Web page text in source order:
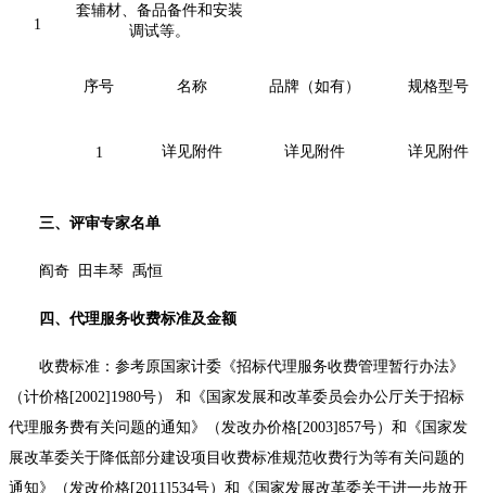
1
套辅材、备品备件和安装
调试等。
序号 名称 品牌（如有） 规格型号
1 详见附件 详见附件 详见附件
三、评审专家名单
阎奇 田丰琴 禹恒
四、代理服务收费标准及金额
收费标准：参考原国家计委《招标代理服务收费管理暂行办法》
（计价格[2002]1980号） 和《国家发展和改革委员会办公厅关于招标
代理服务费有关问题的通知》（发改办价格[2003]857号）和《国家发
展改革委关于降低部分建设项目收费标准规范收费行为等有关问题的
通知》（发改价格[2011]534号）和《国家发展改革委关于进一步放开